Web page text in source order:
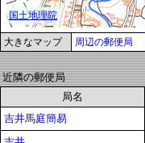
大きなマップ 周辺の郵便局
近隣の郵便局
局名
吉井馬庭簡易